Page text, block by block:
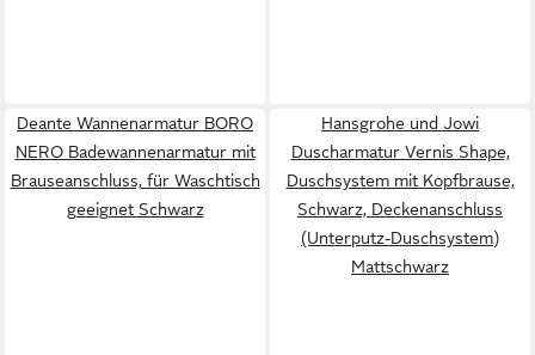
Deante Wannenarmatur BORO
NERO Badewannenarmatur mit
Brauseanschluss, für Waschtisch
geeignet Schwarz
Hansgrohe und Jowi
Duscharmatur Vernis Shape,
Duschsystem mit Kopfbrause,
Schwarz, Deckenanschluss
(Unterputz-Duschsystem)
Mattschwarz